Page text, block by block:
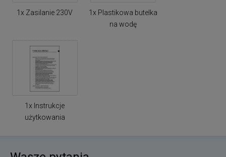
1x Zasilanie 230V
1x Plastikowa butelka
na wodę
1x Instrukcje
użytkowania